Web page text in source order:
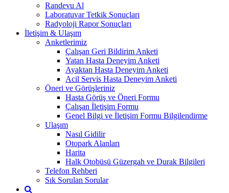
Randevu Al
Laboratuvar Tetkik Sonuçları
Radyoloji Rapor Sonuçları
İletişim & Ulaşım
Anketlerimiz
Çalışan Geri Bildirim Anketi
Yatan Hasta Deneyim Anketi
Ayaktan Hasta Deneyim Anketi
Acil Servis Hasta Deneyim Anketi
Öneri ve Görüşleriniz
Hasta Görüş ve Öneri Formu
Çalışan İletişim Formu
Genel Bilgi ve İletişim Formu Bilgilendirme
Ulaşım
Nasıl Gidilir
Otopark Alanları
Harita
Halk Otobüsü Güzergah ve Durak Bilgileri
Telefon Rehberi
Sık Sorulan Sorular